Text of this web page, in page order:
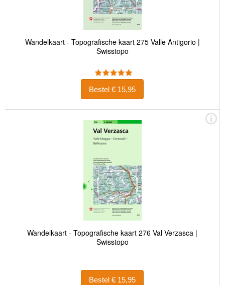
Wandelkaart - Topografische kaart 275 Valle Antigorio |
Swisstopo
Bestel € 15,95
Wandelkaart - Topografische kaart 276 Val Verzasca |
Swisstopo
Bestel € 15,95